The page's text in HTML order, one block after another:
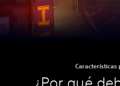
Características